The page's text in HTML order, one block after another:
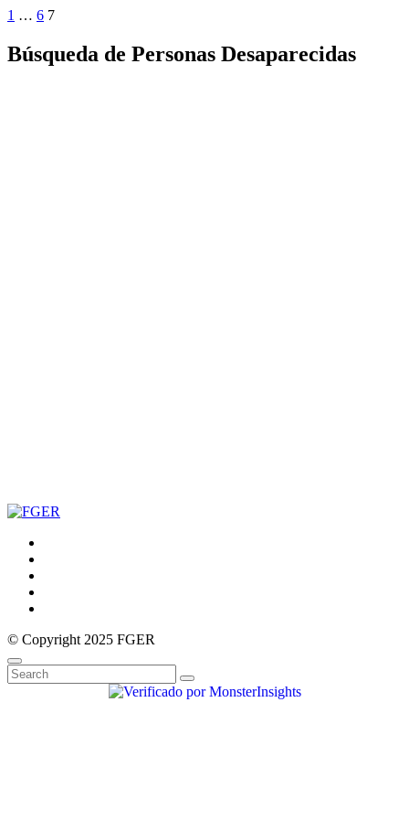
Paginación
de
entradas
1 … 6 7
Búsqueda de Personas Desaparecidas
© Copyright 2025 FGER